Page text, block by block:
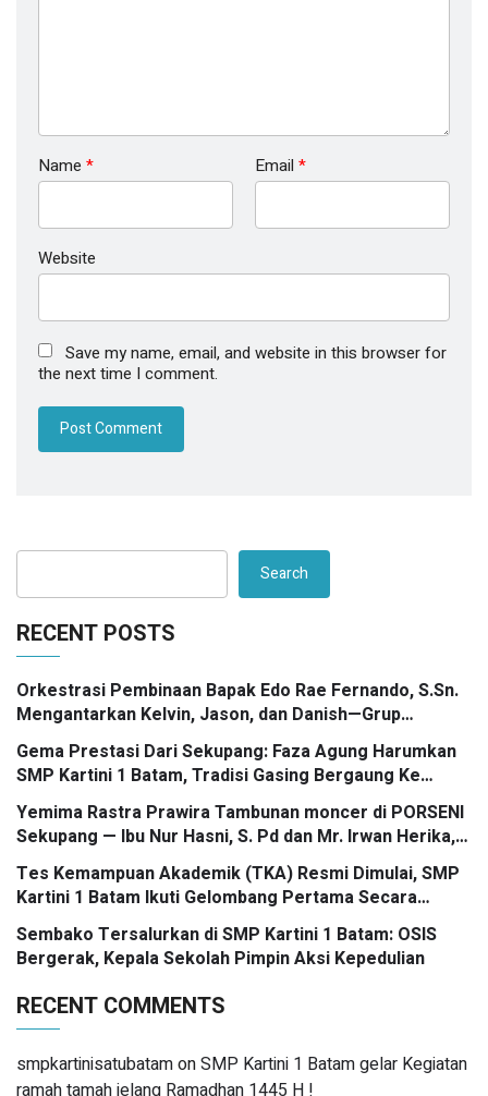
Name * Email *
Website
Save my name, email, and website in this browser for
the next time I comment.
Search
RECENT POSTS
Orkestrasi Pembinaan Bapak Edo Rae Fernando, S.Sn.
Mengantarkan Kelvin, Jason, dan Danish—Grup
Ansambel SMP Kartini 1 Batam—Kembali Menorehkan
Juara II FLS3N dalam Panggung Kompetisi Bergengsi
Gema Prestasi Dari Sekupang: Faza Agung Harumkan
SMP Kartini 1 Batam, Tradisi Gasing Bergaung Ke
Tingkat Kota
Yemima Rastra Prawira Tambunan moncer di PORSENI
Sekupang — Ibu Nur Hasni, S. Pd dan Mr. Irwan Herika,
M. Pd apresiasi prestasi emas yang menggema
Tes Kemampuan Akademik (TKA) Resmi Dimulai, SMP
Kartini 1 Batam Ikuti Gelombang Pertama Secara
Nasional
Sembako Tersalurkan di SMP Kartini 1 Batam: OSIS
Bergerak, Kepala Sekolah Pimpin Aksi Kepedulian
RECENT COMMENTS
smpkartinisatubatamonSMP Kartini 1 Batam gelar Kegiatan
ramah tamah jelang Ramadhan 1445 H !